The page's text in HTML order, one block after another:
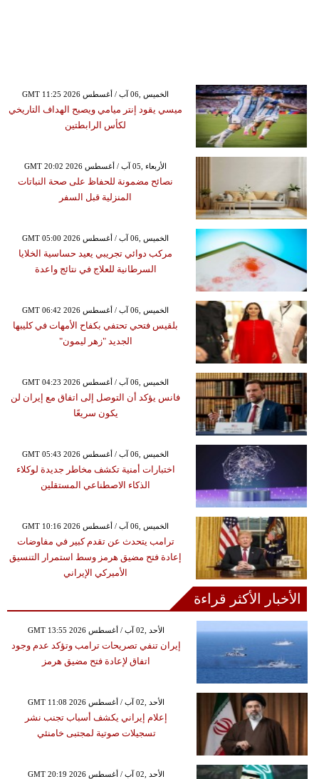
GMT 11:25 2026 الخميس ,06 آب / أغسطس
ميسي يقود إنتر ميامي ويصبح الهداف التاريخي
لكأس الرابطتين
GMT 20:02 2026 الأربعاء ,05 آب / أغسطس
نصائح مضمونة للحفاظ على صحة النباتات
المنزلية قبل السفر
GMT 05:00 2026 الخميس ,06 آب / أغسطس
مركب دوائي تجريبي يعيد حساسية الخلايا
السرطانية للعلاج في نتائج واعدة
GMT 06:42 2026 الخميس ,06 آب / أغسطس
بلقيس فتحي تحتفي بكفاح الأمهات في كليبها
الجديد "زهر ليمون"
GMT 04:23 2026 الخميس ,06 آب / أغسطس
فانس يؤكد أن التوصل إلى اتفاق مع إيران لن
يكون سريعًا
GMT 05:43 2026 الخميس ,06 آب / أغسطس
اختبارات أمنية تكشف مخاطر جديدة لوكلاء
الذكاء الاصطناعي المستقلين
GMT 10:16 2026 الخميس ,06 آب / أغسطس
ترامب يتحدث عن تقدم كبير في مفاوضات
إعادة فتح مضيق هرمز وسط استمرار التنسيق
الأميركي الإيراني
الأخبار الأكثر قراءة
GMT 13:55 2026 الأحد ,02 آب / أغسطس
إيران تنفي تصريحات ترامب وتؤكد عدم وجود
اتفاق لإعادة فتح مضيق هرمز
GMT 11:08 2026 الأحد ,02 آب / أغسطس
إعلام إيراني يكشف أسباب تجنب نشر
تسجيلات صوتية لمجتبى خامنئي
GMT 20:19 2026 الأحد ,02 آب / أغسطس